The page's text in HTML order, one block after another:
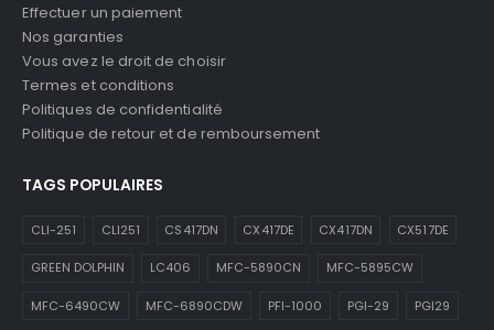
Effectuer un paiement
Nos garanties
Vous avez le droit de choisir
Termes et conditions
Politiques de confidentialité
Politique de retour et de remboursement
TAGS POPULAIRES
CLI-251 CLI251 CS417DN CX417DE CX417DN CX517DE
GREEN DOLPHIN LC406 MFC-5890CN MFC-5895CW
MFC-6490CW MFC-6890CDW PFI-1000 PGI-29 PGI29